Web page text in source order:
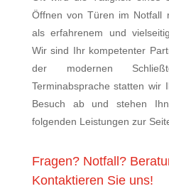
Öffnen von Türen im Notfall
als erfahrenem und
Wir sind Ihr kompetenter
der modernen
Terminabsprache statten wir
Besuch ab und stehen
folgenden Leistungen zur
Fragen? Notfall?
Kontaktieren Sie uns!